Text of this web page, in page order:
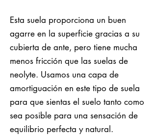
Esta suela proporciona un buen
agarre en la superficie gracias a su
cubierta de ante, pero tiene mucha
menos fricción que las suelas de
neolyte. Usamos una capa de
amortiguación en este tipo de suela
para que sientas el suelo tanto como
sea posible para una sensación de
equilibrio perfecta y natural.